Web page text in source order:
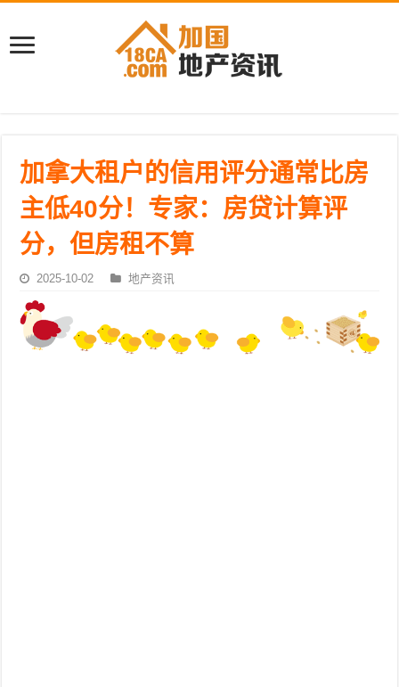
加拿大租户的信用评分通常比房
主低40分！专家：房贷计算评
分，但房租不算
2025-10-02 地产资讯